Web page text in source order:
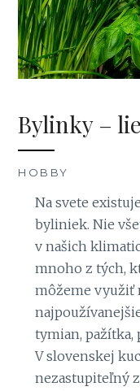
Bylinky –
HOBBY
Na svete
byliniek. Nie
v našich
mnoho z tých,
môžeme využiť
tymian, pažítka,
V slovenskej
nezastupiteľný